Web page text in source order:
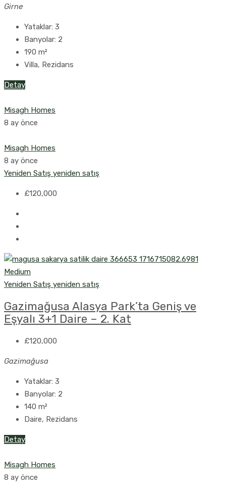
Girne
Yataklar: 3
Banyolar: 2
190 m²
Villa, Rezidans
Detay
Misagh Homes
8 ay önce
Misagh Homes
8 ay önce
Yeniden Satış yeniden satış
£120,000
Yeniden Satış yeniden satış
Gazimağusa Alasya Park’ta Geniş ve
Eşyalı 3+1 Daire – 2. Kat
£120,000
Gazimağusa
Yataklar: 3
Banyolar: 2
140 m²
Daire, Rezidans
Detay
Misagh Homes
8 ay önce